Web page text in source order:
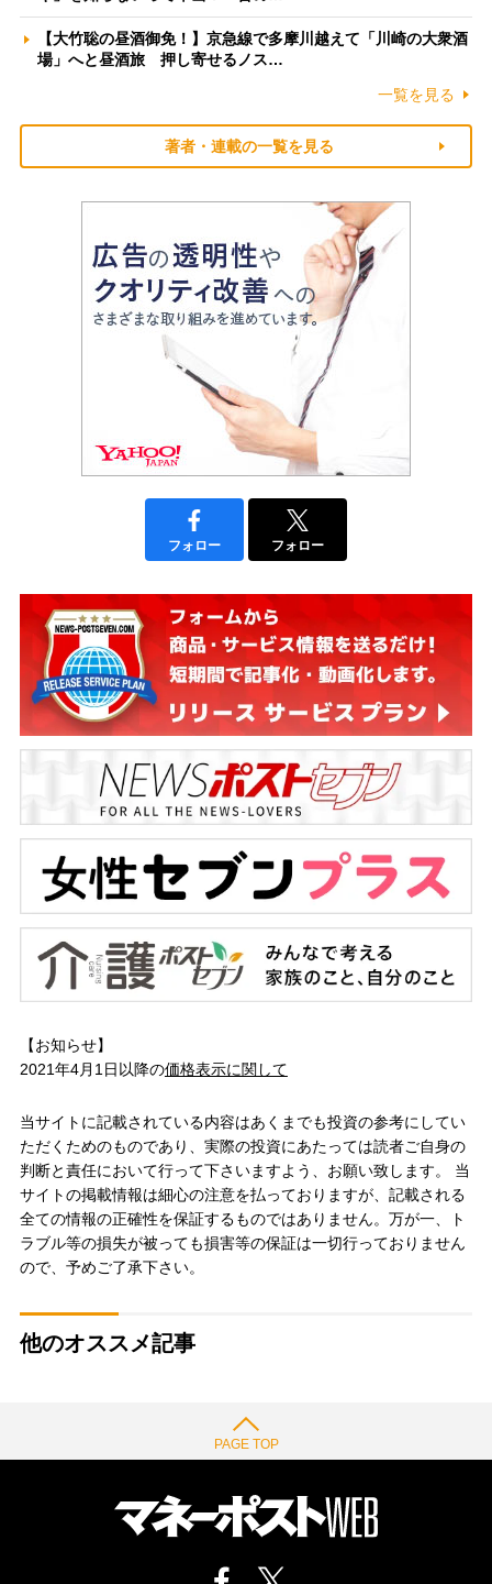
【大竹聡の昼酒御免！】京急線で多摩川越えて「川崎の大衆酒
場」へと昼酒旅 押し寄せるノス…
一覧を見る
著者・連載の一覧を見る
フォロー フォロー
【お知らせ】
2021年4月1日以降の価格表示に関して
当サイトに記載されている内容はあくまでも投資の参考にしてい
ただくためのものであり、実際の投資にあたっては読者ご自身の
判断と責任において行って下さいますよう、お願い致します。 当
サイトの掲載情報は細心の注意を払っておりますが、記載される
全ての情報の正確性を保証するものではありません。万が一、ト
ラブル等の損失が被っても損害等の保証は一切行っておりません
ので、予めご了承下さい。
他のオススメ記事
PAGE TOP